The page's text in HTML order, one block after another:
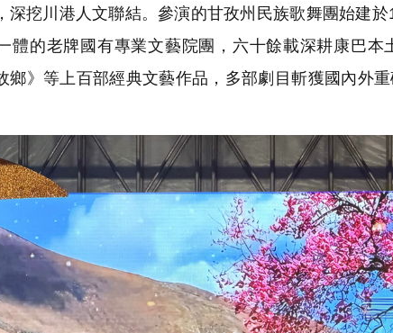
深挖川港人文聯結。參演的甘孜州民族歌舞團始建
體的老牌國有專業文藝院團，六十餘載深耕康巴本
鄉》等上百部經典文藝作品，多部劇目斬獲國內外